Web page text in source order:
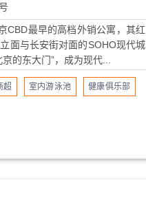
CBD最早的高档外销公寓，其红
面与长安街对面的SOHO现代城
的东大门”，成为现代...
超 室内游泳池 健康俱乐部